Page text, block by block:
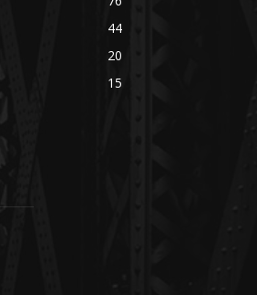
44
20
15